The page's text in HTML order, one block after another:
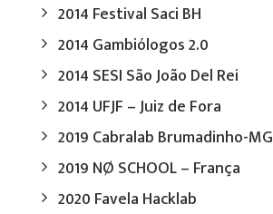
2014 Festival Saci BH
2014 Gambiólogos 2.0
2014 SESI São João Del Rei
2014 UFJF – Juiz de Fora
2019 Cabralab Brumadinho-MG
2019 NØ SCHOOL – França
2020 Favela Hacklab